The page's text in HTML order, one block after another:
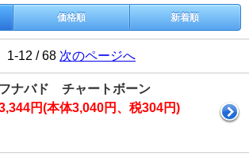
価格順 新着順
1-12 / 68 次のページへ
フナバド チャートボーン
円(本体3,040円、税304円)